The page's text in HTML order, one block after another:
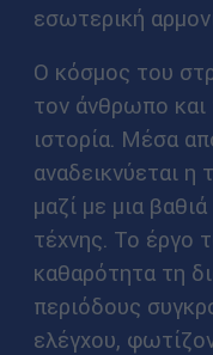
εσωτερική
Ο κόσμος του
τον άνθρωπο
ιστορία. Μέσα
αναδεικνύεται η
μαζί με μια
τέχνης. Το έργο
καθαρότητα τη
περιόδους
ελέγχου,